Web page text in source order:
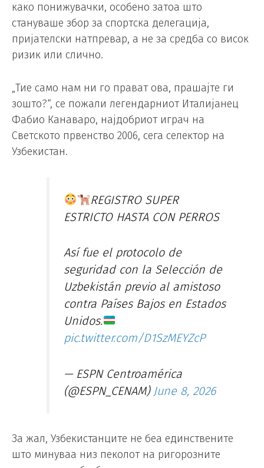
како понижувачки, особено затоа што
стануваше збор за спортска делегација,
пријателски натпревар, а не за средба со висок
ризик или слично.
„Тие само нам ни го прават ова, прашајте ги
зошто?“, се пожали легендарниот Италијанец
Фабио Канаваро, најдобриот играч на
Светското првенство 2006, сега селектор на
Узбекистан.
REGISTRO SUPER
ESTRICTO HASTA CON PERROS
Así fue el protocolo de
seguridad con la Selección de
Uzbekistán previo al amistoso
contra Países Bajos en Estados
Unidos.
pic.twitter.com/D1SzMEYZcP
— ESPN Centroamérica
(@ESPN_CENAM) June 8, 2026
За жал, Узбекистанците не беа единствените
што минуваа низ пеколот на ригорозните